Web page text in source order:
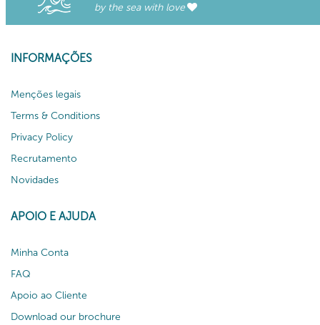
by the sea with love
INFORMAÇÕES
Menções legais
Terms & Conditions
Privacy Policy
Recrutamento
Novidades
APOIO E AJUDA
Minha Conta
FAQ
Apoio ao Cliente
Download our brochure